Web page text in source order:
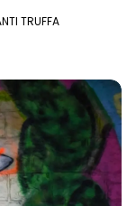
TRUFFA